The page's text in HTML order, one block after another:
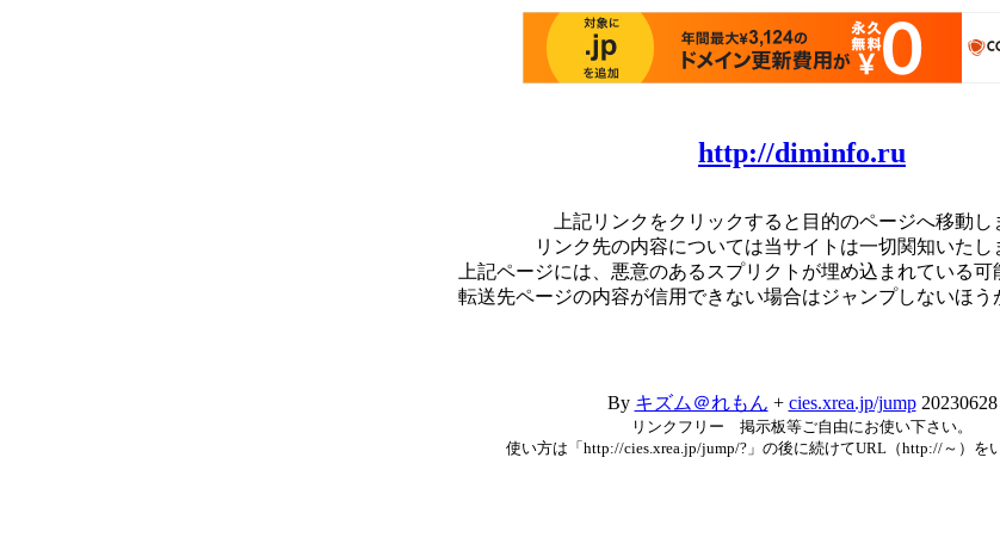
http://diminfo.ru
上記リンクをクリックすると目的のページへ移動し
リンク先の内容については当サイトは一切関知いたし
上記ページには、悪意のあるスプリクトが埋め込まれている可
転送先ページの内容が信用できない場合はジャンプしないほう
By キズム＠れもん + cies.xrea.jp/jump20230628
リンクフリー 掲示板等ご自由にお使い下さい。
使い方は「http://cies.xrea.jp/jump/?」の後に続けてURL（http://～）を